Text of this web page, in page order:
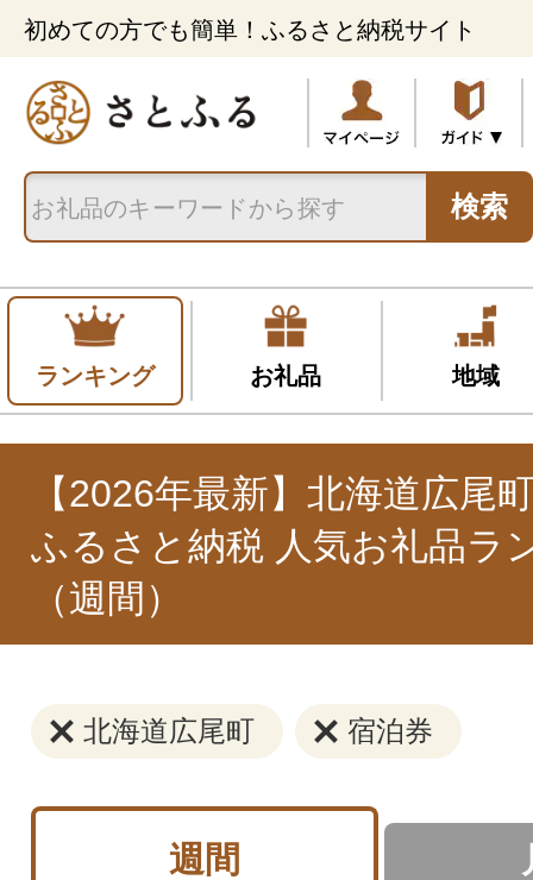
初めての方でも簡単！ふるさと納税サイト
検索
ランキング お礼品 地域
【2026年最新】北海道広尾
ふるさと納税 人気お礼品ラ
（週間）
北海道広尾町 宿泊券
週間